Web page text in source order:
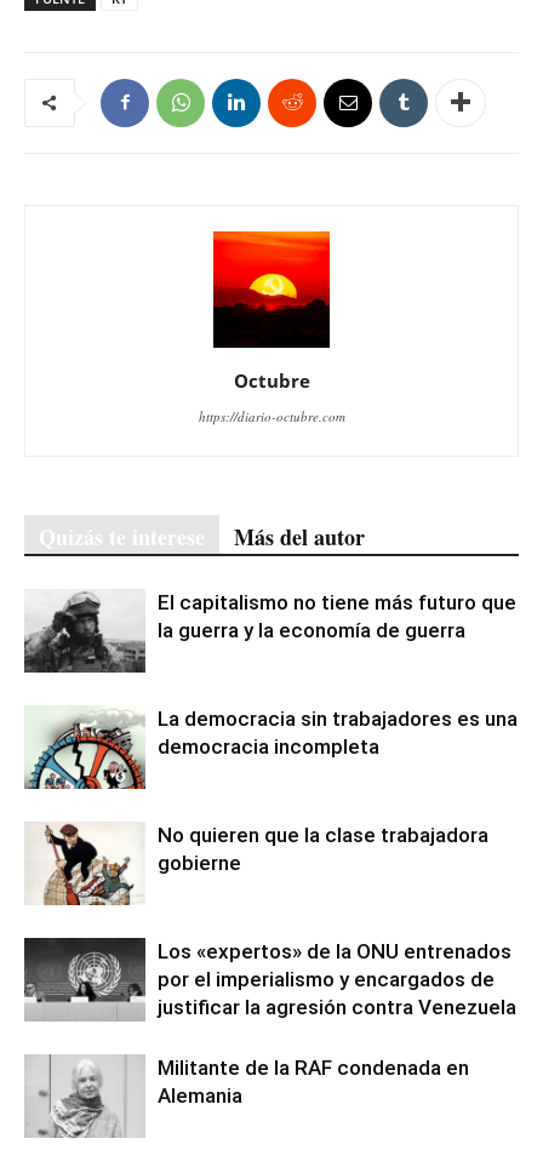
Octubre
https://diario-octubre.com
Quizás te interese Más del autor
El capitalismo no tiene más futuro que
la guerra y la economía de guerra
La democracia sin trabajadores es una
democracia incompleta
No quieren que la clase trabajadora
gobierne
Los «expertos» de la ONU entrenados
por el imperialismo y encargados de
justificar la agresión contra Venezuela
Militante de la RAF condenada en
Alemania